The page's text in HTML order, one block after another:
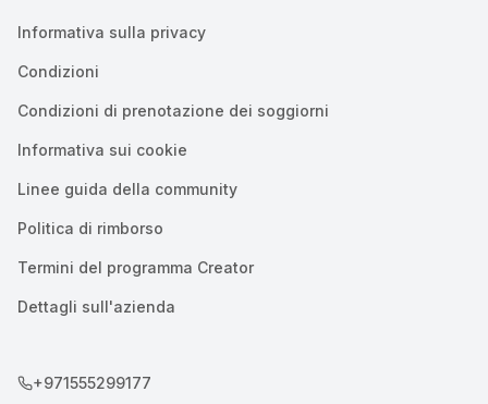
Informativa sulla privacy
Condizioni
Condizioni di prenotazione dei soggiorni
Informativa sui cookie
Linee guida della community
Politica di rimborso
Termini del programma Creator
Dettagli sull'azienda
+971555299177